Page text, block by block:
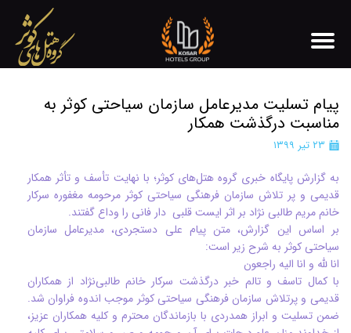
پیام تسلیت مدیرعامل سازمان سیاحتی کوثر به
مناسبت درگذشت همکار
۲۳ تیر ۱۳۹۹
به گزارش پایگاه خبری گروه هتل‌های کوثر؛ با نهایت تأسف و تأثر همکار
قدیمی و پر تلاش سازمان فرهنگی سیاحتی کوثر مرحومه مغفوره سرکار
خانم مریم طالبی نژاد بر اثر ایست قلبی دار فانی را وداع گفتند.
بر اساس این گزارش، متن پیام علی دستجردی، مدیرعامل سازمان
سیاحتی کوثر به شرح زیر است:
انا لله و انا اليه راجعون
با کمال تاسف و تالم خبر درگذشت سرکار خانم طالبی‌نژاد از همکاران
قدیمی و پرتلاش سازمان فرهنگی سیاحتی کوثر موجب اندوه فراوان شد.
ضمن تسلیت و ابراز همدردی با بازماندگان محترم و کلیه همکاران عزیز،